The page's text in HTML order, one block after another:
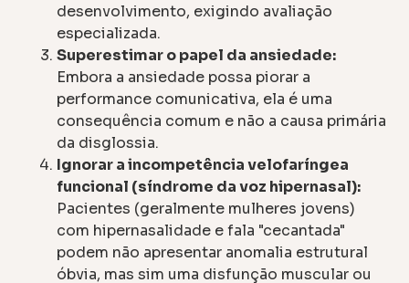
desenvolvimento, exigindo avaliação
especializada.
Superestimar o papel da ansiedade:
Embora a ansiedade possa piorar a
performance comunicativa, ela é uma
consequência comum e não a causa primária
da disglossia.
Ignorar a incompetência velofaríngea
funcional (síndrome da voz hipernasal):
Pacientes (geralmente mulheres jovens)
com hipernasalidade e fala "cecantada"
podem não apresentar anomalia estrutural
óbvia, mas sim uma disfunção muscular ou